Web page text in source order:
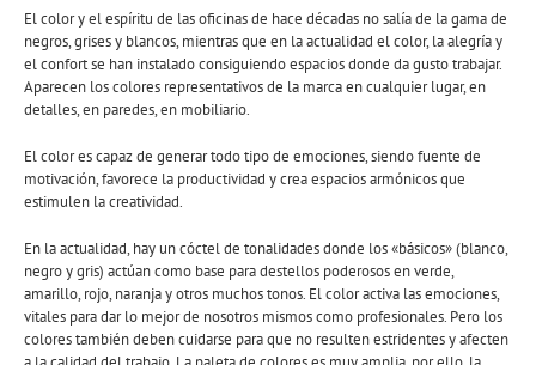
El color y el espíritu de las oficinas de hace décadas no salía de la gama de
negros, grises y blancos, mientras que en la actualidad el color, la alegría y
el confort se han instalado consiguiendo espacios donde da gusto trabajar.
Aparecen los colores representativos de la marca en cualquier lugar, en
detalles, en paredes, en mobiliario.
El color es capaz de generar todo tipo de emociones, siendo fuente de
motivación, favorece la productividad y crea espacios armónicos que
estimulen la creatividad.
En la actualidad, hay un cóctel de tonalidades donde los «básicos» (blanco,
negro y gris) actúan como base para destellos poderosos en verde,
amarillo, rojo, naranja y otros muchos tonos. El color activa las emociones,
vitales para dar lo mejor de nosotros mismos como profesionales. Pero los
colores también deben cuidarse para que no resulten estridentes y afecten